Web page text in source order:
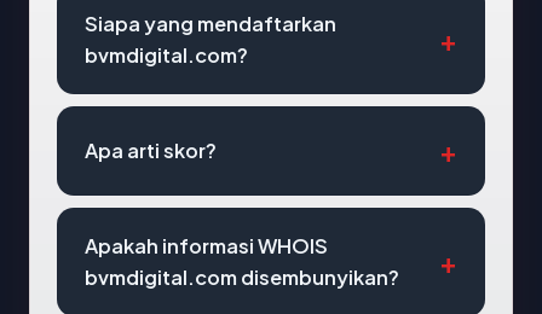
Siapa yang mendaftarkan
bvmdigital.com?
Apa arti skor?
Apakah informasi WHOIS
bvmdigital.com disembunyikan?